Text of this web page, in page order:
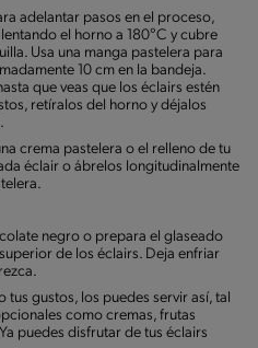
adelantar pasos en el proceso,
el horno a 180°C y cubre
Usa una manga pastelera para
10 cm en la bandeja.
que veas que los éclairs estén
retíralos del horno y déjalos
crema pastelera o el relleno de tu
éclair o ábrelos longitudinalmente
negro o prepara el glaseado
de los éclairs. Deja enfriar
tus gustos, los puedes servir así, tal
como cremas, frutas
puedes disfrutar de tus éclairs